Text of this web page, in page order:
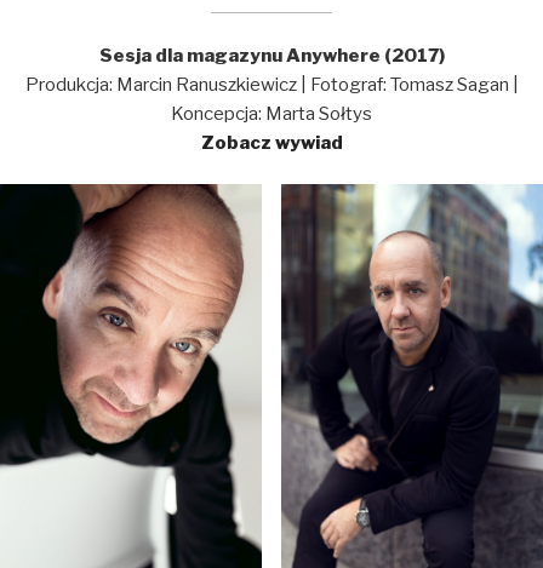
Sesja dla magazynu Anywhere (2017)
Produkcja: Marcin Ranuszkiewicz | Fotograf: Tomasz Sagan |
Koncepcja: Marta Sołtys
Zobacz wywiad